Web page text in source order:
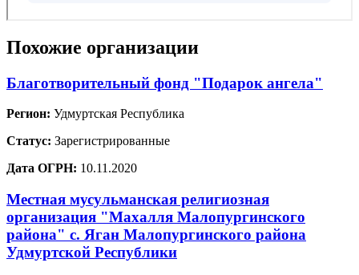
Похожие организации
Благотворительный фонд "Подарок ангела"
Регион: Удмуртская Республика
Статус: Зарегистрированные
Дата ОГРН: 10.11.2020
Местная мусульманская религиозная
организация "Махалля Малопургинского
района" с. Яган Малопургинского района
Удмуртской Республики